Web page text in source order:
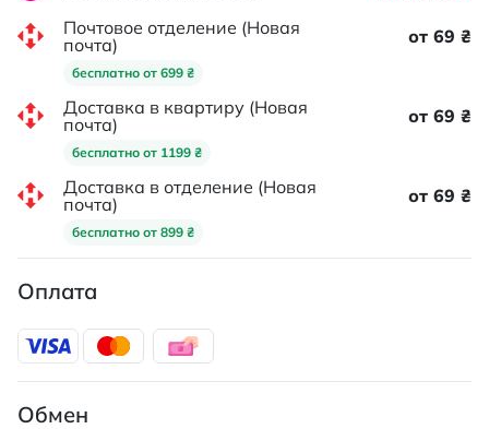
Почтовое отделение (Новая
почта)
бесплатно от 699 ₴
от 69 ₴
Доставка в квартиру (Новая
почта)
бесплатно от 1199 ₴
от 69 ₴
Доставка в отделение (Новая
почта)
бесплатно от 899 ₴
от 69 ₴
Оплата
Обмен